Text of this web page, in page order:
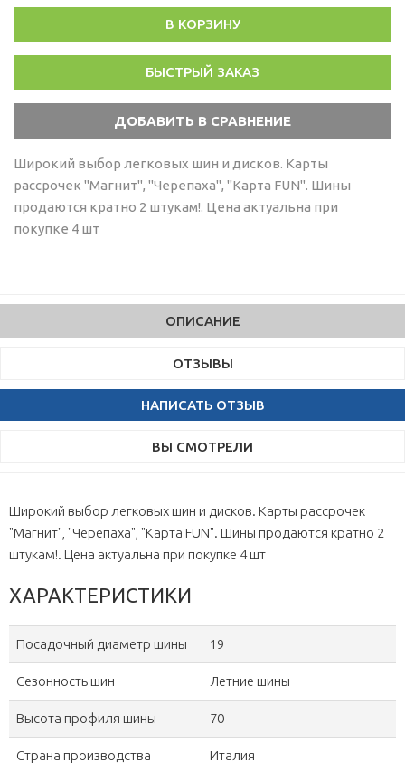
В КОРЗИНУ
БЫСТРЫЙ ЗАКАЗ
Широкий выбор легковых шин и дисков. Карты
рассрочек "Магнит", "Черепаха", "Карта FUN". Шины
продаются кратно 2 штукам!. Цена актуальна при
покупке 4 шт
ОПИСАНИЕ
ОТЗЫВЫ
НАПИСАТЬ ОТЗЫВ
ВЫ СМОТРЕЛИ
Широкий выбор легковых шин и дисков. Карты рассрочек
"Магнит", "Черепаха", "Карта FUN". Шины продаются кратно 2
штукам!. Цена актуальна при покупке 4 шт
ХАРАКТЕРИСТИКИ
Посадочный диаметр шины 19
Сезонность шин Летние шины
Высота профиля шины 70
Страна производства Италия